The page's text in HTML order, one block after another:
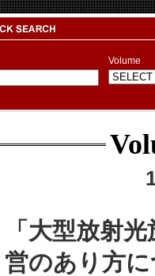
Volume
「大型放射
営のあり方